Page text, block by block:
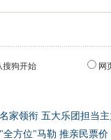
搜狗开始 网
家领衔 五大乐团担当主
方位"马勒 推亲民票价